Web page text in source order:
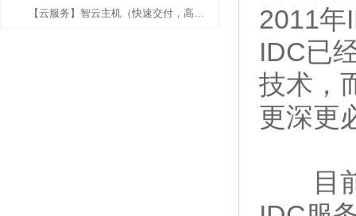
【云服务】智云主机（快速交付，高效服务）
2011年
IDC已
技术，
更深更
目前